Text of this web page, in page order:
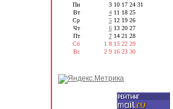
Пн
Вт
Ср
Чт
Пт
Сб
Вс
3 10 17 24 31
4 11 18 25
5 12 19 26
6 13 20 27
7 14 21 28
1 8 15 22 29
2 9 16 23 30